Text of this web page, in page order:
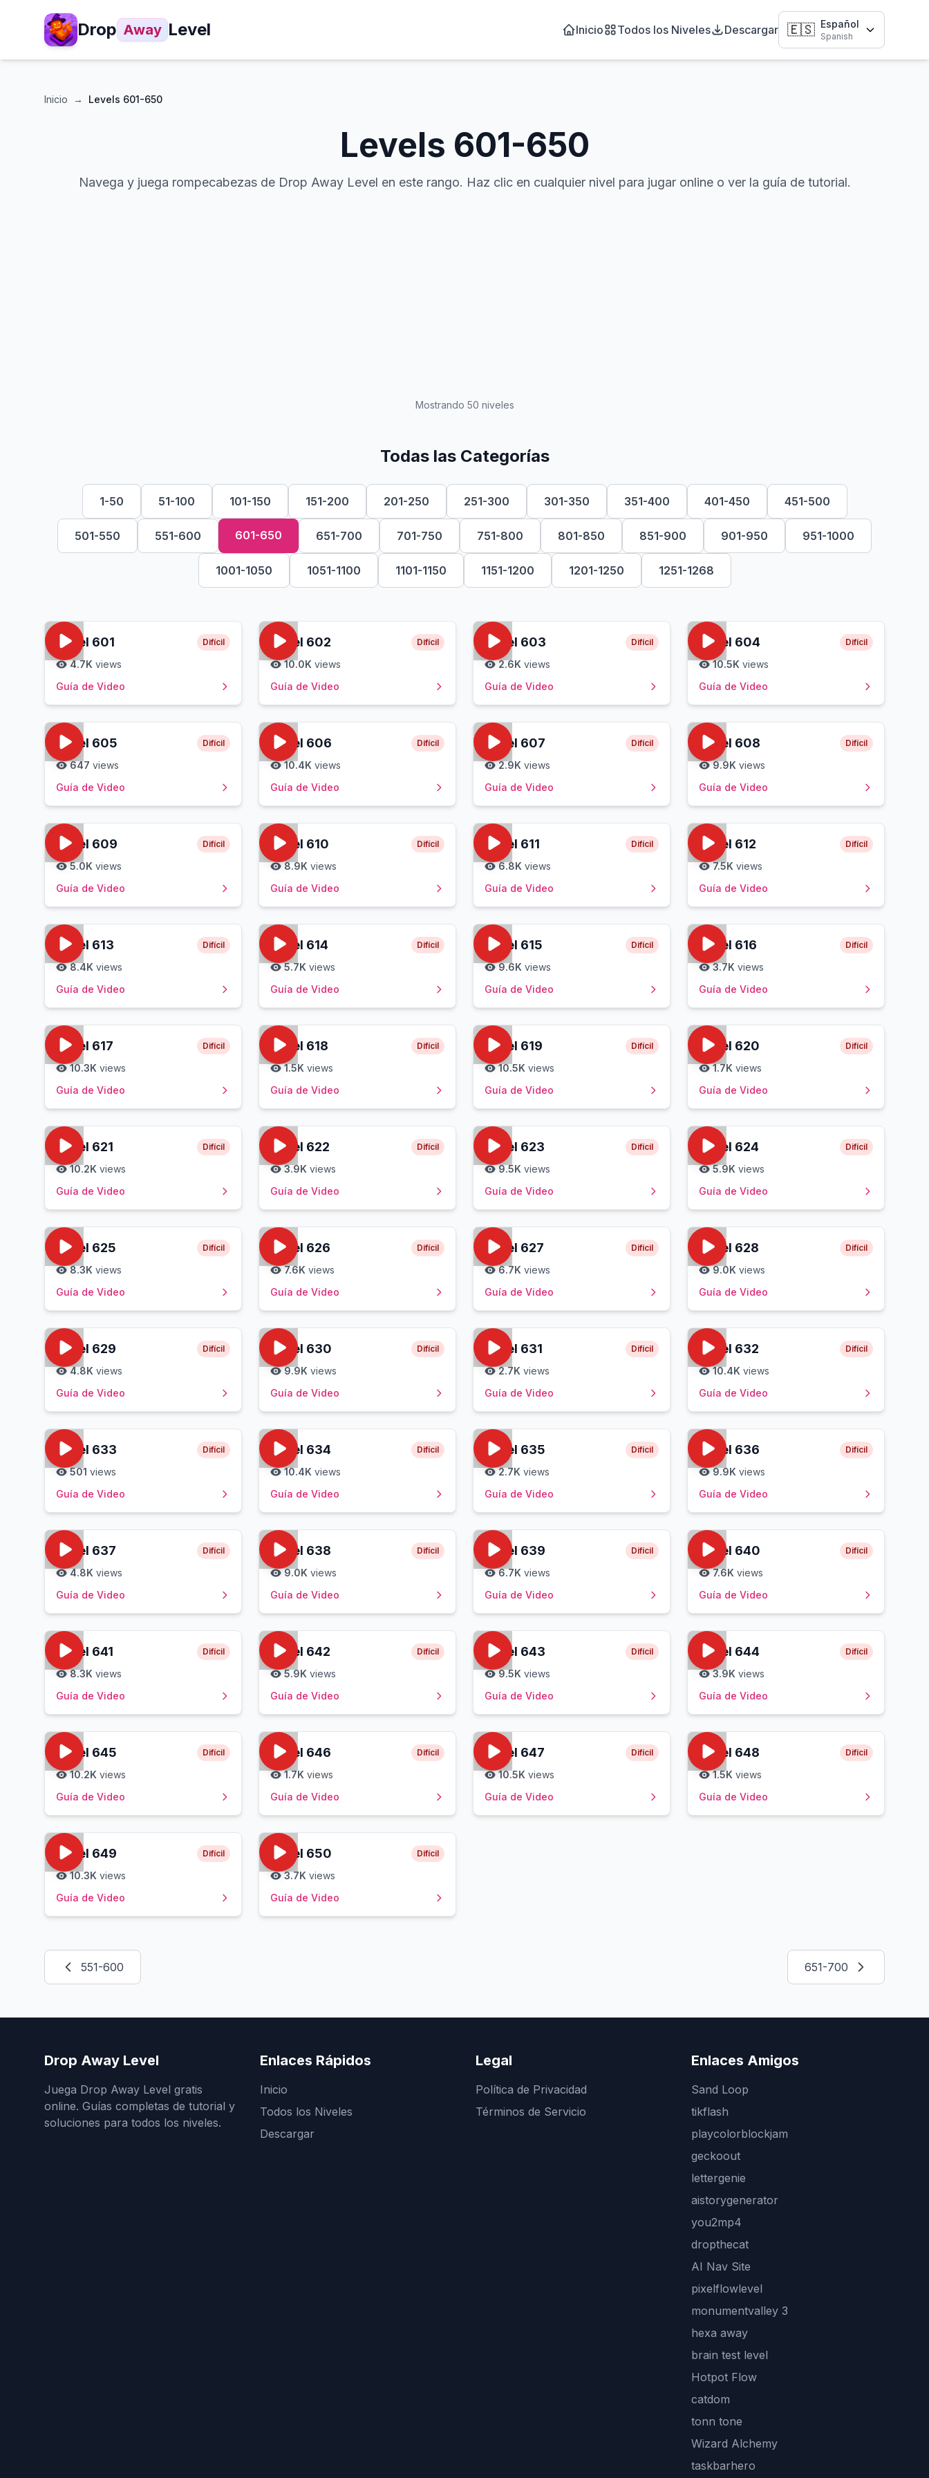
Drop Away Level Inicio Todos los Niveles Descargar 🇪🇸 Español
Spanish
Inicio → Levels 601-650
Levels 601-650
Navega y juega rompecabezas de Drop Away Level en este rango. Haz clic en cualquier nivel para jugar online o ver la guía de tutorial.
Mostrando 50 niveles
Todas las Categorías
1-50 51-100 101-150 151-200 201-250 251-300 301-350 351-400 401-450 451-500
501-550 551-600 601-650 651-700 701-750 751-800 801-850 851-900 901-950 951-1000
1001-1050 1051-1100 1101-1150 1151-1200 1201-1250 1251-1268
Level 601 Difícil
4.7K views
Guía de Video
Level 602 Difícil
10.0K views
Guía de Video
Level 603 Difícil
2.6K views
Guía de Video
Level 604 Difícil
10.5K views
Guía de Video
Level 605 Difícil
647 views
Guía de Video
Level 606 Difícil
10.4K views
Guía de Video
Level 607 Difícil
2.9K views
Guía de Video
Level 608 Difícil
9.9K views
Guía de Video
Level 609 Difícil
5.0K views
Guía de Video
Level 610 Difícil
8.9K views
Guía de Video
Level 611 Difícil
6.8K views
Guía de Video
Level 612 Difícil
7.5K views
Guía de Video
Level 613 Difícil
8.4K views
Guía de Video
Level 614 Difícil
5.7K views
Guía de Video
Level 615 Difícil
9.6K views
Guía de Video
Level 616 Difícil
3.7K views
Guía de Video
Level 617 Difícil
10.3K views
Guía de Video
Level 618 Difícil
1.5K views
Guía de Video
Level 619 Difícil
10.5K views
Guía de Video
Level 620 Difícil
1.7K views
Guía de Video
Level 621 Difícil
10.2K views
Guía de Video
Level 622 Difícil
3.9K views
Guía de Video
Level 623 Difícil
9.5K views
Guía de Video
Level 624 Difícil
5.9K views
Guía de Video
Level 625 Difícil
8.3K views
Guía de Video
Level 626 Difícil
7.6K views
Guía de Video
Level 627 Difícil
6.7K views
Guía de Video
Level 628 Difícil
9.0K views
Guía de Video
Level 629 Difícil
4.8K views
Guía de Video
Level 630 Difícil
9.9K views
Guía de Video
Level 631 Difícil
2.7K views
Guía de Video
Level 632 Difícil
10.4K views
Guía de Video
Level 633 Difícil
501 views
Guía de Video
Level 634 Difícil
10.4K views
Guía de Video
Level 635 Difícil
2.7K views
Guía de Video
Level 636 Difícil
9.9K views
Guía de Video
Level 637 Difícil
4.8K views
Guía de Video
Level 638 Difícil
9.0K views
Guía de Video
Level 639 Difícil
6.7K views
Guía de Video
Level 640 Difícil
7.6K views
Guía de Video
Level 641 Difícil
8.3K views
Guía de Video
Level 642 Difícil
5.9K views
Guía de Video
Level 643 Difícil
9.5K views
Guía de Video
Level 644 Difícil
3.9K views
Guía de Video
Level 645 Difícil
10.2K views
Guía de Video
Level 646 Difícil
1.7K views
Guía de Video
Level 647 Difícil
10.5K views
Guía de Video
Level 648 Difícil
1.5K views
Guía de Video
Level 649 Difícil
10.3K views
Guía de Video
Level 650 Difícil
3.7K views
Guía de Video
551-600 651-700
Drop Away Level
Juega Drop Away Level gratis
online. Guías completas de tutorial y
soluciones para todos los niveles.
Enlaces Rápidos
Inicio
Todos los Niveles
Descargar
Legal
Política de Privacidad
Términos de Servicio
Enlaces Amigos
Sand Loop
tikflash
playcolorblockjam
geckoout
lettergenie
aistorygenerator
you2mp4
dropthecat
AI Nav Site
pixelflowlevel
monumentvalley 3
hexa away
brain test level
Hotpot Flow
catdom
tonn tone
Wizard Alchemy
taskbarhero